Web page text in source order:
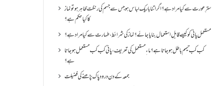
سترِ عورت سے کیا مراد ہے؟اگر اتنا باریک لباس ہو جس سے جسم کی رنگت ظاہر ہو تو نماز
کا کیا حکم ہے؟
مستعمل پانی کو کیسے قابلِ استعمال بنایا جائے؟ نماز کی شرائط ،طہارت سے کیا مراد ہے؟
کب کب تیمم باطل ہو جاتا ہے؟ ماءِ مستعمل کی تعریف ،پانی کب کب مستعمل ہو جاتا
ہے؟
جمعہ کے دن درود پاک پڑھنے کی فضیلت